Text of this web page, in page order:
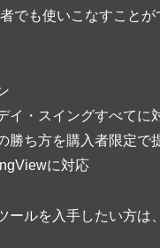
でも使いこなすことが
イ・スイングすべてに
勝ち方を購入者限定で
に対応
ールを入手したい方は